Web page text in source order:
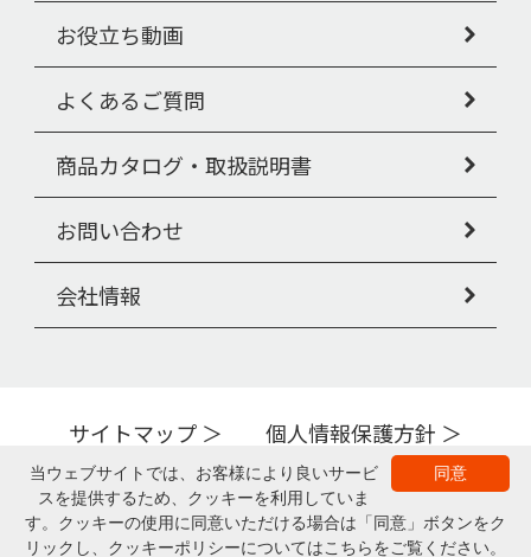
▲ページの上部へ
お役立ち動画
よくあるご質問
商品カタログ・取扱説明書
お問い合わせ
会社情報
サイトマップ 個人情報保護方針
Copyright © PIGEON TAHIRA Corporation All Rights Reserved.
同意
当ウェブサイトでは、お客様により良いサービ
スを提供するため、クッキーを利用していま
す。クッキーの使用に同意いただける場合は「同意」ボタンをク
リックし、クッキーポリシーについてはこちらをご覧ください。